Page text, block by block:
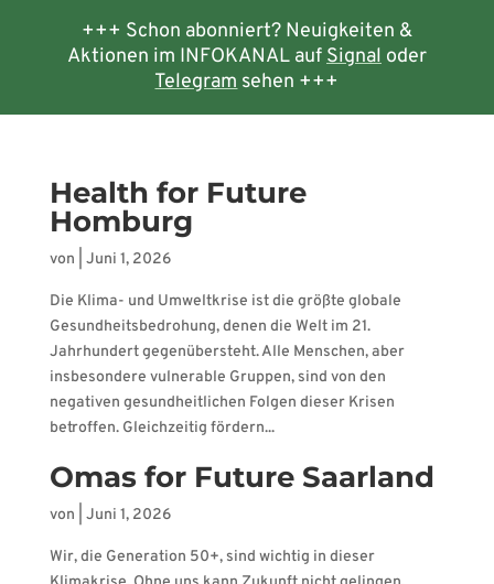
+++ Schon abonniert? Neuigkeiten &
Aktionen im INFOKANAL aufSignaloder
Telegramsehen +++
Health for Future
Homburg
von Juni 1, 2026
Die Klima- und Umweltkrise ist die größte globale
Gesundheitsbedrohung, denen die Welt im 21.
Jahrhundert gegenübersteht. Alle Menschen, aber
insbesondere vulnerable Gruppen, sind von den
negativen gesundheitlichen Folgen dieser Krisen
betroffen. Gleichzeitig fördern...
Omas for Future Saarland
von Juni 1, 2026
Wir, die Generation 50+, sind wichtig in dieser